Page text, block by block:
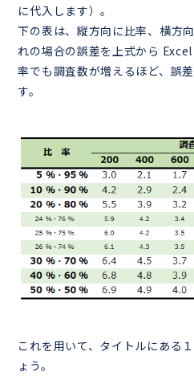
に代入します）。
下の表は、縦方向に比率、横方
れの場合の誤差を上式から
率でも調査数が増えるほど、誤
す。
これを用いて、タイトルにある
ょう。